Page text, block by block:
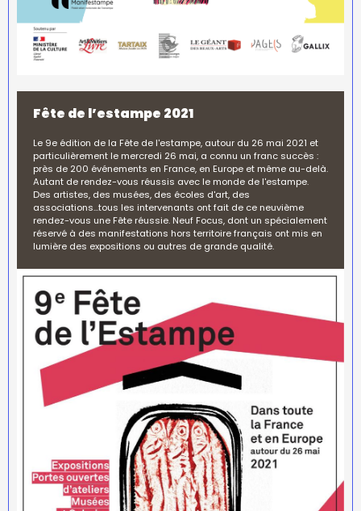
Fête de l’estampe 2021
Le 9e édition de la Fête de l'estampe, autour du 26 mai 2021 et
particulièrement le mercredi 26 mai, a connu un franc succès :
près de 200 événements en France, en Europe et même au-delà.
Autant de rendez-vous réussis avec le monde de l'estampe.
Des artistes, des musées, des écoles d'art, des
associations...tous les intervenants ont fait de ce neuvième
rendez-vous une Fête réussie. Neuf Focus, dont un spécialement
réservé à des manifestations hors territoire français ont mis en
lumière des expositions ou autres de grande qualité.